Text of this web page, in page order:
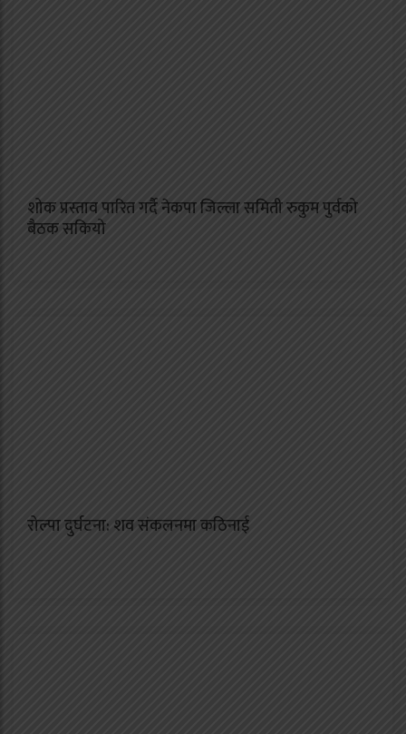
शोक प्रस्ताव पारित गर्दै नेकपा जिल्ला समिती रुकुम पुर्वको
बैठक सकियो
रोल्पा दुर्घटना: शव संकलनमा कठिनाई